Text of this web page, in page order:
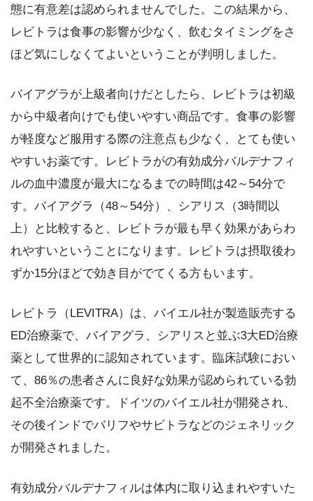
態に有意差は認められませんでした。この結果から、
レビトラは食事の影響が少なく、飲むタイミングをさ
ほど気にしなくてよいということが判明しました。
バイアグラが上級者向けだとしたら、レビトラは初級
から中級者向けでも使いやすい商品です。食事の影響
が軽度など服用する際の注意点も少なく、とても使い
やすいお薬です。レビトラがの有効成分バルデナフィ
ルの血中濃度が最大になるまでの時間は42～54分で
す。バイアグラ（48～54分）、シアリス（3時間以
上）と比較すると、レビトラが最も早く効果があらわ
れやすいということになります。レビトラは摂取後わ
ずか15分ほどで効き目がでてくる方もいます。
レビトラ（LEVITRA）は、バイエル社が製造販売する
ED治療薬で、バイアグラ、シアリスと並ぶ3大ED治療
薬として世界的に認知されています。臨床試験におい
て、86％の患者さんに良好な効果が認められている勃
起不全治療薬です。ドイツのバイエル社が開発され、
その後インドでバリフやサビトラなどのジェネリック
が開発されました。
有効成分バルデナフィルは体内に取り込まれやすいた